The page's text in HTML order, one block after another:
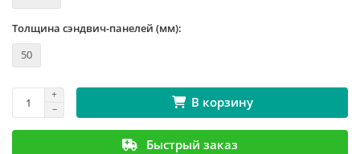
Толщина сэндвич-панелей (мм):
50
В корзину
Быстрый заказ